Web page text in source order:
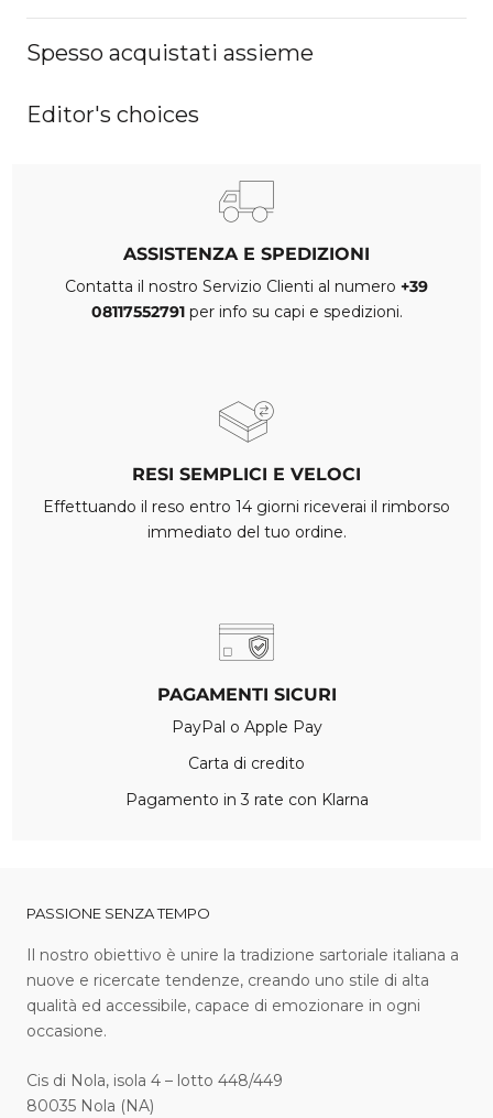
Spesso acquistati assieme
Editor's choices
ASSISTENZA E SPEDIZIONI
Contatta il nostro Servizio Clienti al numero +39
08117552791 per info su capi e spedizioni.
RESI SEMPLICI E VELOCI
Effettuando il reso entro 14 giorni riceverai il rimborso
immediato del tuo ordine.
PAGAMENTI SICURI
PayPal o Apple Pay
Carta di credito
Pagamento in 3 rate con Klarna
PASSIONE SENZA TEMPO
I l nostro obiettivo è unire la tradizione sartoriale italiana a
nuove e ricercate tendenze, creando uno stile di alta
qualità ed accessibile, capace di emozionare in ogni
occasione.
Cis di Nola, isola 4 – lotto 448/449
80035 Nola (NA)